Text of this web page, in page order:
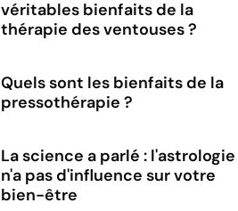
véritables bienfaits de la
thérapie des ventouses ?
Quels sont les bienfaits de la
pressothérapie ?
La science a parlé : l'astrologie
n'a pas d'influence sur votre
bien-être